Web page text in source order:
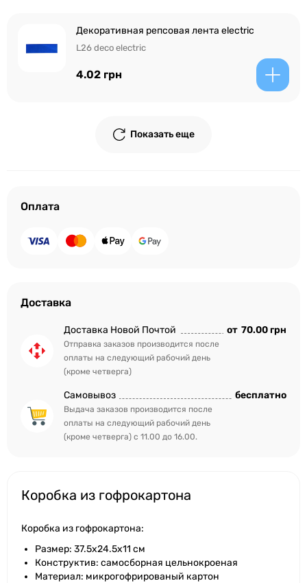
Декоративная репсовая лента electric
L26 deco electric
4.02 грн
Показать еще
Оплата
Доставка
Доставка Новой Почтой
Отправка заказов производится после
оплаты на следующий рабочий день
(кроме четверга)
от 70.00 грн
Самовывоз
Выдача заказов производится после
оплаты на следующий рабочий день
(кроме четверга) с 11.00 до 16.00.
бесплатно
Коробка из гофрокартона
Коробка из гофрокартона:
Размер: 37.5x24.5x11 см
Конструктив: самосборная цельнокроеная
Материал: микрогофрированый картон